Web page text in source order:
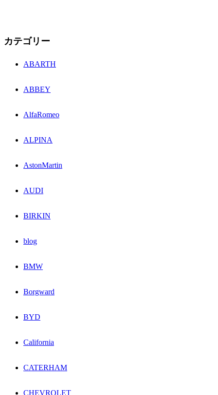
カテゴリー
ABARTH
ABBEY
AlfaRomeo
ALPINA
AstonMartin
AUDI
BIRKIN
blog
BMW
Borgward
BYD
California
CATERHAM
CHEVROLET